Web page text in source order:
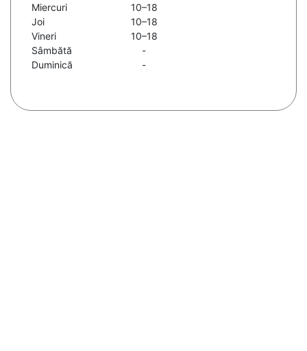
Miercuri
10–18
Joi
10–18
Vineri
10–18
Sâmbătă
-
Duminică
-